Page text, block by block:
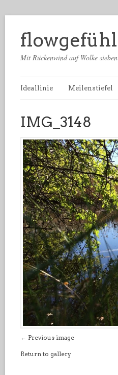
flowgefühl
Mit Rückenwind auf Wolke sieben
Ideallinie Meilenstiefel
IMG_3148
← Previous image
Return to gallery